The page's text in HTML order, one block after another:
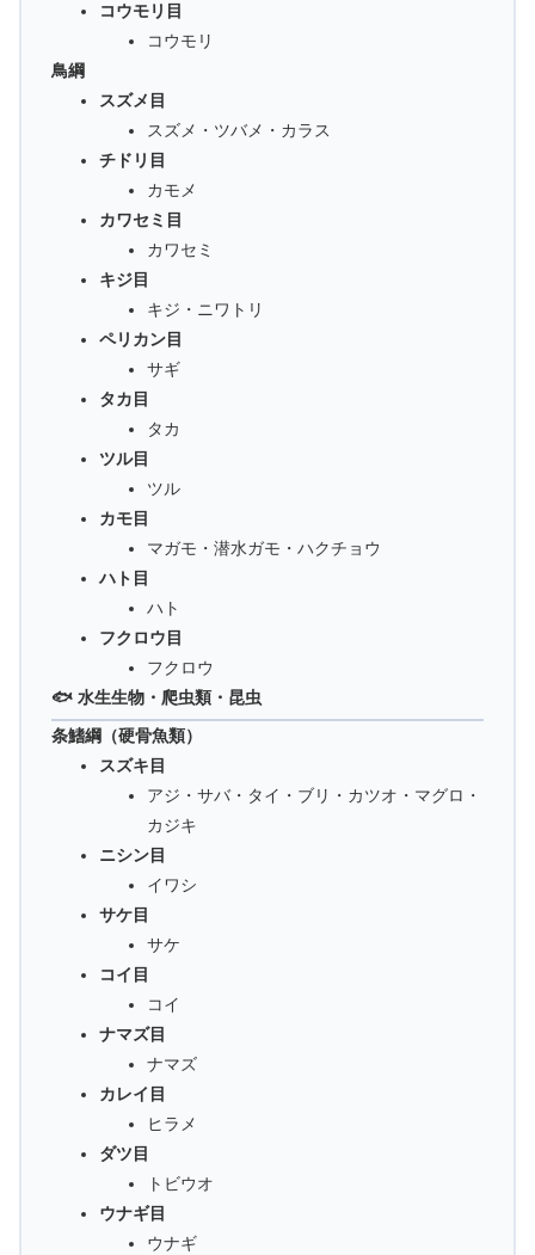
コウモリ目
コウモリ
鳥綱
スズメ目
スズメ・ツバメ・カラス
チドリ目
カモメ
カワセミ目
カワセミ
キジ目
キジ・ニワトリ
ペリカン目
サギ
タカ目
タカ
ツル目
ツル
カモ目
マガモ・潜水ガモ・ハクチョウ
ハト目
ハト
フクロウ目
フクロウ
🐟 水生生物・爬虫類・昆虫
条鰭綱（硬骨魚類）
スズキ目
アジ・サバ・タイ・ブリ・カツオ・マグロ・
カジキ
ニシン目
イワシ
サケ目
サケ
コイ目
コイ
ナマズ目
ナマズ
カレイ目
ヒラメ
ダツ目
トビウオ
ウナギ目
ウナギ